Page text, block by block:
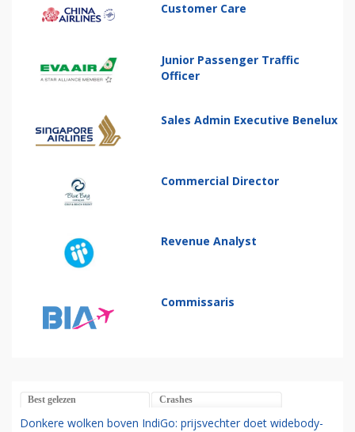
Customer Care
Junior Passenger Traffic
Officer
Sales Admin Executive Benelux
Commercial Director
Revenue Analyst
Commissaris
Best gelezen Crashes
Donkere wolken boven IndiGo: prijsvechter doet widebody-